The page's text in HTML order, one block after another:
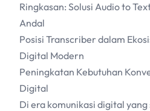
Ringkasan: Solusi Audio to
Andal
Posisi Transcriber dalam
Digital Modern
Peningkatan Kebutuhan
Digital
Di era komunikasi digital